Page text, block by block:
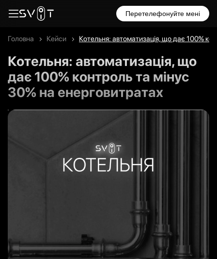
Перетелефонуйте мені
Головна Кейси Котельня: автоматизація, що дає 100%
Котельня: автоматизація, що
дає 100% контроль та мінус
30% на енерговитратах